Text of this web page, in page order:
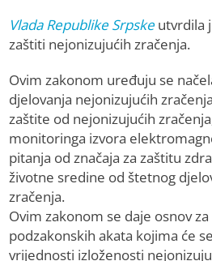
Vlada Republike Srpskeutvrdila
zaštiti nejonizujućih zračenja.
Ovim zakonom uređuju se
djelovanja nejonizujućih
zaštite od nejonizujućih
monitoringa izvora
pitanja od značaja za zaštitu
životne sredine od štetnog
zračenja.
Ovim zakonom se daje osnov
podzakonskih akata kojima će
vrijednosti izloženosti